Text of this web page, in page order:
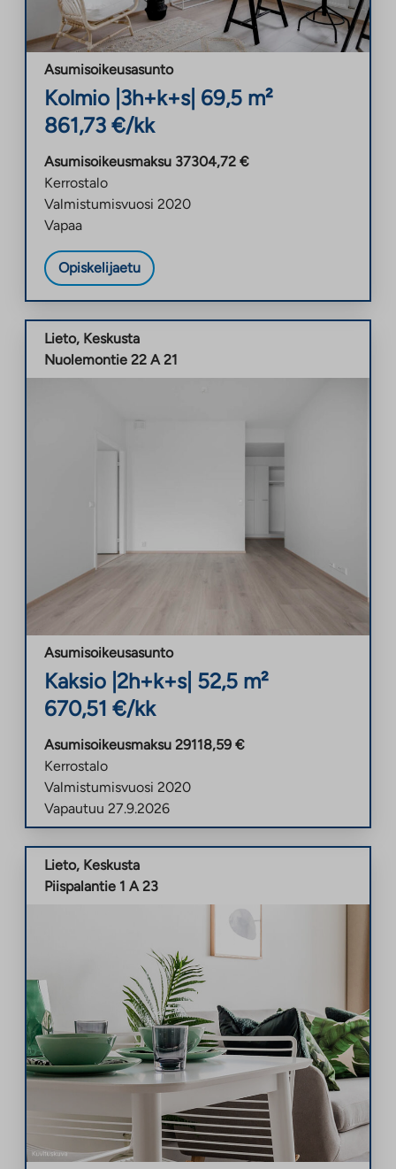
Asumisoikeusasunto
Kolmio 3h+k+s| 69,5 m²
861,73 €/kk
Asumisoikeusmaksu 37304,72 €
Kerrostalo
Valmistumisvuosi 2020
Vapaa
Opiskelijaetu
Lieto, Keskusta
Nuolemontie 22 A 21
Asumisoikeusasunto
Kaksio 2h+k+s| 52,5 m²
670,51 €/kk
Asumisoikeusmaksu 29118,59 €
Kerrostalo
Valmistumisvuosi 2020
Vapautuu 27.9.2026
Lieto, Keskusta
Piispalantie 1 A 23